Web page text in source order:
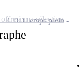
CDDTemps plein
à ma sélection